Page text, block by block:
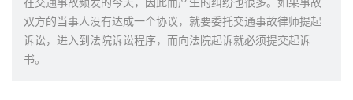
在交通事故频发的今天，因此而产生的纠纷也很多。如果事故
双方的当事人没有达成一个协议，就要委托交通事故律师提起
诉讼，进入到法院诉讼程序，而向法院起诉就必须提交起诉
书。